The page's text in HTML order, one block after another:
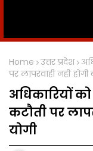
Home उत्तर प्रदेश
पर लापरवाही नहीं होगी
अधिकारियों
कटौती पर
योगी